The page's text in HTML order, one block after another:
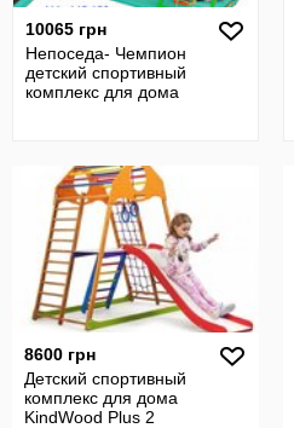
10065 грн
Непоседа- Чемпион
детский спортивный
комплекс для дома
8600 грн
Детский спортивный
комплекс для дома
KindWood Plus 2